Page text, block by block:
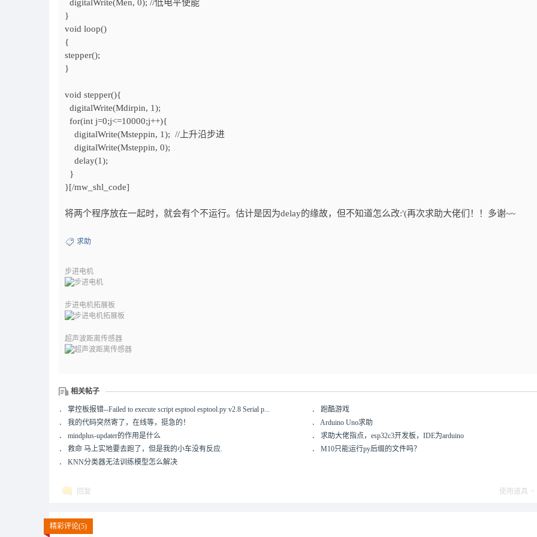
digitalWrite(Men, 0); //低电平使能
}
void loop()
{
stepper();
}
void stepper(){
digitalWrite(Mdirpin, 1);
for(int j=0;j<=10000;j++){
digitalWrite(Msteppin, 1); //上升沿步进
digitalWrite(Msteppin, 0);
delay(1);
}
}[/mw_shl_code]
将两个程序放在一起时，就会有个不运行。估计是因为delay的缘故，但不知道怎么改:'(再次求助大佬们！！多谢~~
求助
步进电机
步进电机拓展板
超声波距离传感器
相关帖子
． 掌控板报错--Failed to execute script esptool esptool.py v2.8 Serial p... ． 跑酷游戏
． 我的代码突然寄了，在线等，挺急的！ ． Arduino Uno求助
． mindplus-updater的作用是什么 ． 求助大佬指点，esp32c3开发板，IDE为arduino
． 救命 马上实地要去跑了，但是我的小车没有反应. ． M10只能运行py后缀的文件吗？
． KNN分类器无法训练模型怎么解决
回复 使用道具
精彩评论(5)